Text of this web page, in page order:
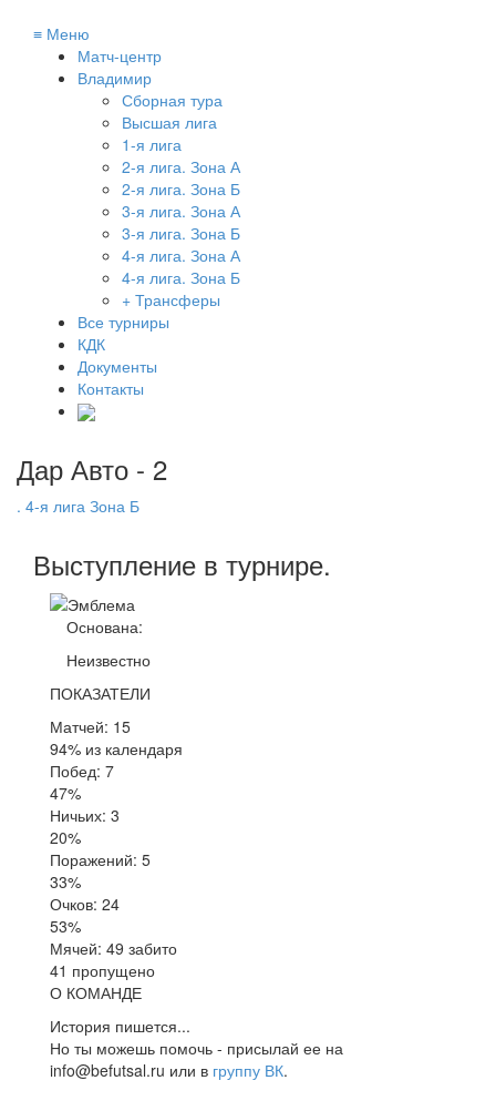
≡ Меню
Матч-центр
Владимир
Сборная тура
Высшая лига
1-я лига
2-я лига. Зона А
2-я лига. Зона Б
3-я лига. Зона А
3-я лига. Зона Б
4-я лига. Зона А
4-я лига. Зона Б
+ Трансферы
Все турниры
КДК
Документы
Контакты
Дар Авто - 2
. 4-я лига Зона Б
Выступление в турнире.
Основана:
Неизвестно
ПОКАЗАТЕЛИ
Матчей: 15
94% из календаря
Побед: 7
47%
Ничьих: 3
20%
Поражений: 5
33%
Очков: 24
53%
Мячей: 49 забито
41 пропущено
О КОМАНДЕ
История пишется...
Но ты можешь помочь - присылай ее на
info@befutsal.ru или в группу ВК.